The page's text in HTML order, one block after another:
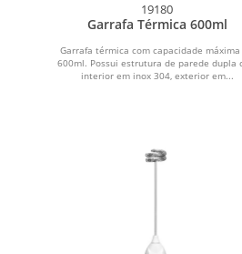
19180
Garrafa Térmica 600ml
Garrafa térmica com capacidade máxima
600ml. Possui estrutura de parede dupla
interior em inox 304, exterior em...